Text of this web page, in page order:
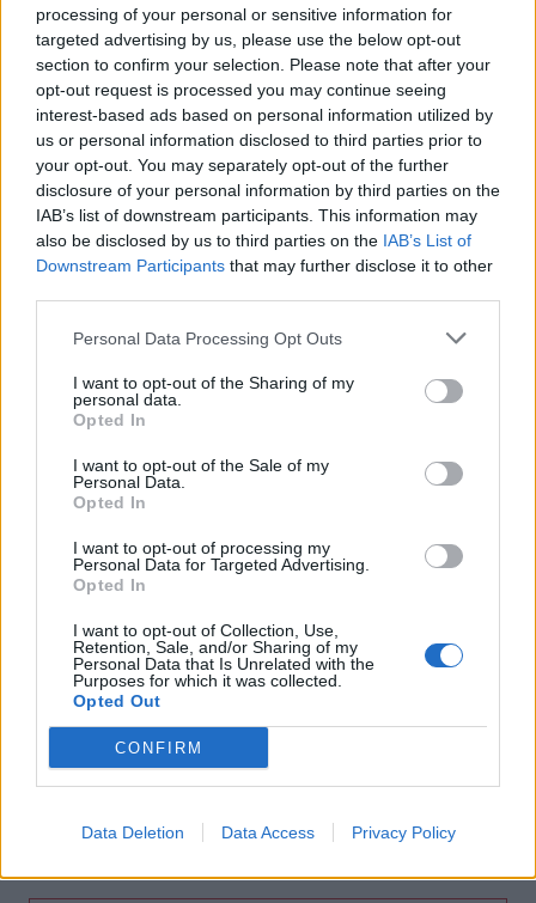
processing of your personal or sensitive information for
targeted advertising by us, please use the below opt-out
section to confirm your selection. Please note that after your
opt-out request is processed you may continue seeing
interest-based ads based on personal information utilized by
us or personal information disclosed to third parties prior to
your opt-out. You may separately opt-out of the further
disclosure of your personal information by third parties on the
IAB’s list of downstream participants. This information may
also be disclosed by us to third parties on the IAB’s List of
Downstream Participants that may further disclose it to other
Personal Data Processing Opt Outs
I want to opt-out of the Sharing of my
personal data.
Opted In
I want to opt-out of the Sale of my
Personal Data.
Opted In
I want to opt-out of processing my
Personal Data for Targeted Advertising.
Opted In
I want to opt-out of Collection, Use,
Retention, Sale, and/or Sharing of my
Personal Data that Is Unrelated with the
Purposes for which it was collected.
Opted Out
CONFIRM
Data Deletion Data Access Privacy Policy
12:27
Μήλος: Ελικόπτερο… προσγειώθηκε στο Σαρακήνικο για
να κάνουν μπάνιο οι επιβάτες του - Δείτε βίντεο
12:15
Κίσσαμος: 32χρονος κατηγορείται για πέντε κλοπές από
επιχειρήσεις
12:14
Τροχαίο ατύχημα το πρωί στην Πάρνηθα - Στο
νοσοκομείο 4 άτομα
Τραγωδία στα Μάλια: 64χρονος ανασύρθηκε νεκρός από
για τη μοιραία πτώση
Ηράκλειο: Σοβαρή βλάβη στη γεώτρηση των Βασιλειών –
Πού προβλέπονται προβλήματα υδροδότησης
Ρεκόρ υψηλής θερμοκρασίας 36,9°C σημειώθηκε στο
Χονγκ Κονγκ
11:40
Πανηγύρια: Γλέντι, χορός αλλά και προσοχή στις
τροφικές δηλητηριάσεις